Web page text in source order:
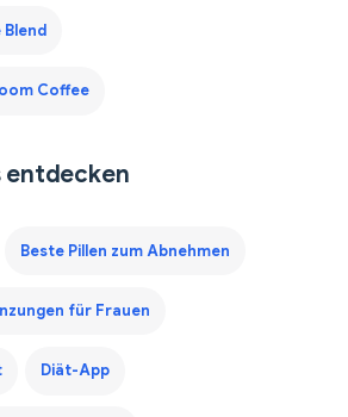
Coffee
entdecken
Beste Pillen zum Abnehmen
für Frauen
Diät-App